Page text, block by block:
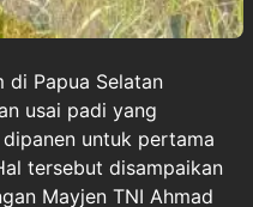
di Papua Selatan
usai padi yang
dipanen untuk pertama
tersebut disampaikan
Mayjen TNI Ahmad